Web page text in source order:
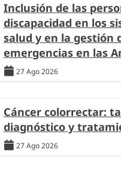
Inclusión de las
discapacidad en los
salud y en la gestión
emergencias en las
27 Ago 2026
Cáncer colorrectar:
diagnóstico y
27 Ago 2026